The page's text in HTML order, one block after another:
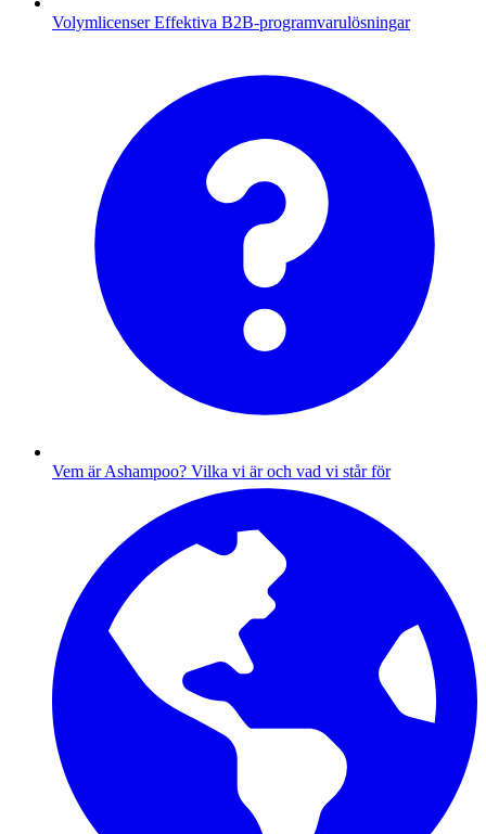
Volymlicenser Effektiva B2B-programvarulösningar
Vem är Ashampoo? Vilka vi är och vad vi står för